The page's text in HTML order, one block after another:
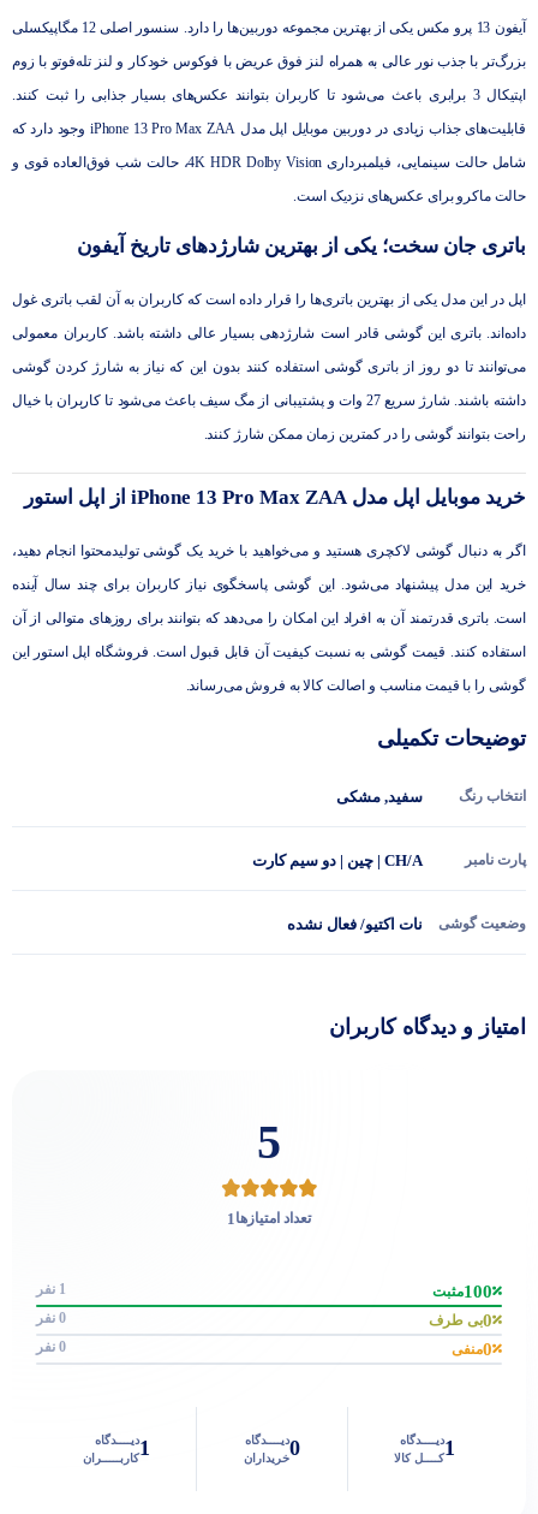
آیفون 13 پرو مکس یکی از بهترین مجموعه دوربین‌ها را دارد. سنسور اصلی 12 مگاپیکسلی
بزرگ‌تر با جذب نور عالی به همراه لنز فوق عریض با فوکوس خودکار و لنز تله‌فوتو با زوم
اپتیکال 3 برابری باعث می‌شود تا کاربران بتوانند عکس‌های بسیار جذابی را ثبت کنند.
قابلیت‌های جذاب زیادی در دوربین موبایل اپل مدل iPhone 13 Pro Max ZAA وجود دارد که
شامل حالت سینمایی، فیلمبرداری 4K HDR Dolby Vision، حالت شب فوق‌العاده قوی و
حالت ماکرو برای عکس‌های نزدیک است.
باتری جان سخت؛ یکی از بهترین شارژدهای تاریخ آیفون
اپل در این مدل یکی از بهترین باتری‌ها را قرار داده است که کاربران به آن لقب باتری غول
داده‌اند. باتری این گوشی قادر است شارژدهی بسیار عالی داشته باشد. کاربران معمولی
می‌توانند تا دو روز از باتری گوشی استفاده کنند بدون این که نیاز به شارژ کردن گوشی
داشته باشند. شارژ سریع 27 وات و پشتیبانی از مگ سیف باعث می‌شود تا کاربران با خیال
راحت بتوانند گوشی را در کمترین زمان ممکن شارژ کنند.
خرید موبایل اپل مدل iPhone 13 Pro Max ZAA از اپل استور
اگر به دنبال گوشی لاکچری هستید و می‌خواهید با خرید یک گوشی تولیدمحتوا انجام دهید،
خرید این مدل پیشنهاد می‌شود. این گوشی پاسخگوی نیاز کاربران برای چند سال آینده
است. باتری قدرتمند آن به افراد این امکان را می‌دهد که بتوانند برای روزهای متوالی از آن
استفاده کنند. قیمت گوشی به نسبت کیفیت آن قابل قبول است. فروشگاه اپل استور این
گوشی را با قیمت مناسب و اصالت کالا به فروش می‌رساند.
توضیحات تکمیلی
انتخاب رنگ سفید, مشکی
پارت نامبر CH/A | چین | دو سیم کارت
وضعیت گوشی نات اکتیو/ فعال نشده
امتیاز و دیدگاه کاربران
5
تعداد امتیازها 1
100مثبت 1 نفر
0بی طرف 0 نفر
0منفی 0 نفر
1دیــــدگاه
کــــل کالا
0دیــــدگاه
خریداران
1دیــــدگاه
کاربـــــران